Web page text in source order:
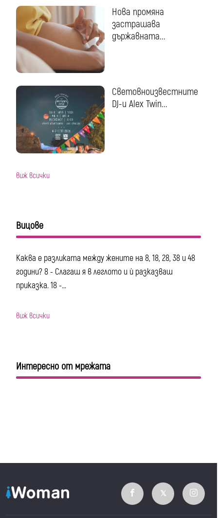
Нова промяна
застрашава
държавната...
Световноизвестните
DJ-и Alex Twin...
виж всички
Вицове
Каква е разликата между жените на 8, 18, 28, 38 и 48
години? 8 - Слагаш я в леглото и ѝ разказваш
приказка. 18 -...
виж всички
Интересно от мрежата